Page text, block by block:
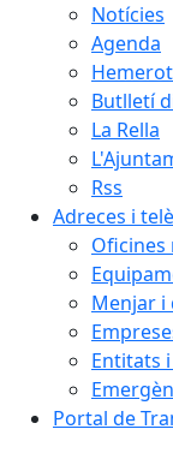
Notícies
Agenda
Butlletí
La Rella
Rss
Adreces i
Oficines
Menjar
Entitats
Portal de